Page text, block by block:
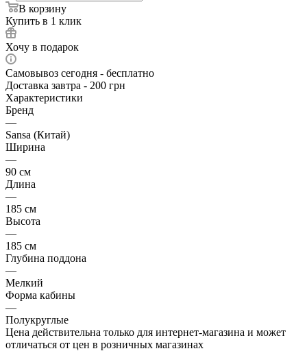
В корзину
Купить в 1 клик
Хочу в подарок
Самовывоз сегодня - бесплатно
Доставка завтра - 200 грн
Характеристики
Бренд
—
Sansa (Китай)
Ширина
—
90 см
Длина
—
185 см
Высота
—
185 см
Глубина поддона
—
Мелкий
Форма кабины
—
Полукруглые
Цена действительна только для интернет-магазина и может
отличаться от цен в розничных магазинах